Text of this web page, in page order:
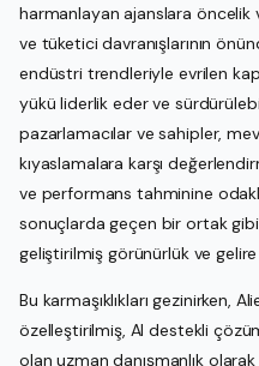
harmanlayan ajanslara
ve tüketici davranışlarının
endüstri trendleriyle evrilen
yükü liderlik eder ve
pazarlamacılar ve sahipler,
kıyaslamalara karşı
ve performans tahminine
sonuçlarda geçen bir ortak gibi
geliştirilmiş görünürlük ve
Bu karmaşıklıkları gezinirken,
özelleştirilmiş, AI destekli
olan uzman danışmanlık